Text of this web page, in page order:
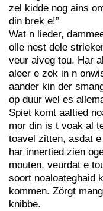
zel kidde nog ains
din brek e!”
Wat n lieder,
olle nest dele
veur aiveg tou. Har
aleer e zok in n
aander kin der
op duur wel es
Spiet komt aaltied
mor din is t voak al
toavel zitten, asdat
har innertied zien
mouten, veurdat e
soort noaloateghaid
kommen. Zörgt
knibbe.